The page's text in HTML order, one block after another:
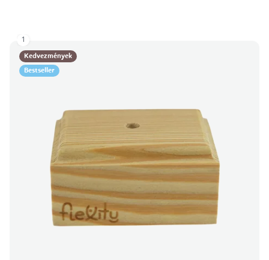
Kedvezmények
Bestseller
1